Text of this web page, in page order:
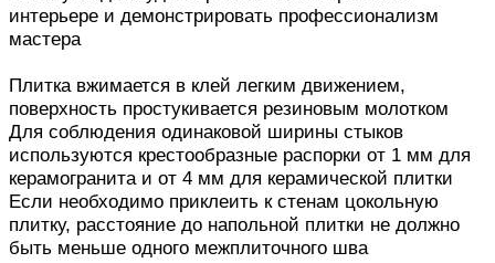
интерьере и демонстрировать профессионализм
мастера
Плитка вжимается в клей легким движением,
поверхность простукивается резиновым молотком
Для соблюдения одинаковой ширины стыков
используются крестообразные распорки от 1 мм для
керамогранита и от 4 мм для керамической плитки
Если необходимо приклеить к стенам цокольную
плитку, расстояние до напольной плитки не должно
быть меньше одного межплиточного шва